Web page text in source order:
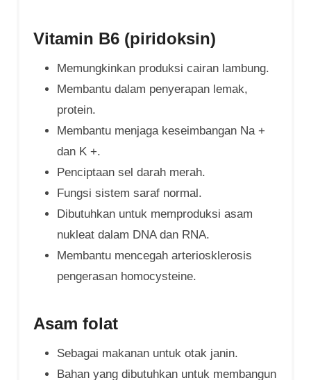
Vitamin B6 (piridoksin)
Memungkinkan produksi cairan lambung.
Membantu dalam penyerapan lemak,
protein.
Membantu menjaga keseimbangan Na +
dan K +.
Penciptaan sel darah merah.
Fungsi sistem saraf normal.
Dibutuhkan untuk memproduksi asam
nukleat dalam DNA dan RNA.
Membantu mencegah arteriosklerosis
pengerasan homocysteine.
Asam folat
Sebagai makanan untuk otak janin.
Bahan yang dibutuhkan untuk membangun